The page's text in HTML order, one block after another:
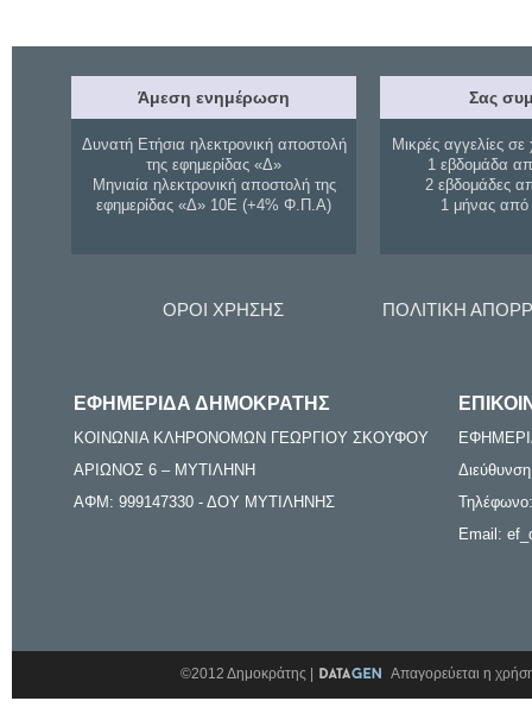
Άμεση ενημέρωση
Δυνατή Ετήσια ηλεκτρονική αποστολή
της εφημερίδας «Δ»
Μηνιαία ηλεκτρονική αποστολή της
εφημερίδας «Δ» 10Ε (+4% Φ.Π.Α)
Σας
Μικρές αγγελίες σε
1 εβδομάδα
2 εβδομάδες
1 μήνας
ΟΡΟΙ ΧΡΗΣΗΣ ΠΟΛΙΤΙΚΗ
ΕΦΗΜΕΡΙΔΑ ΔΗΜΟΚΡΑΤΗΣ
ΚΟΙΝΩΝΙΑ ΚΛΗΡΟΝΟΜΩΝ ΓΕΩΡΓΙΟΥ ΣΚΟΥΦΟΥ
ΑΡΙΩΝΟΣ 6 – ΜΥΤΙΛΗΝΗ
ΑΦΜ: 999147330 - ΔΟΥ ΜΥΤΙΛΗΝΗΣ
Email:
©2012 Δημοκράτης | Απαγορεύεται η